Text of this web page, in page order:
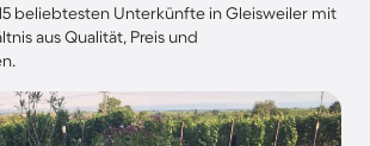
beliebtesten Unterkünfte in Gleisweiler mit
aus Qualität, Preis und